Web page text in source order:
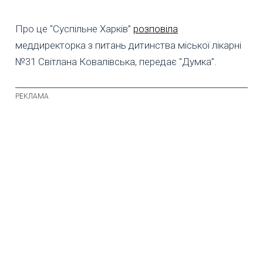
Про це "Суспільне Харків” розповіла
меддиректорка з питань дитинства міської лікарні
№31 Світлана Ковалівська, передає "Думка”.